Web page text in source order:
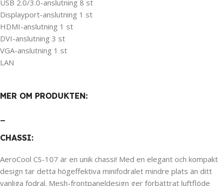
USB 2.0/3.0-anslutning 8 st
Displayport-anslutning 1 st
HDMI-anslutning 1 st
DVI-anslutning 3 st
VGA-anslutning 1 st
LAN
MER OM PRODUKTEN:
CHASSI:
AeroCool CS-107 är en unik chassi! Med en elegant och kompakt
design tar detta högeffektiva minifodralet mindre plats än ditt
vanliga fodral. Mesh-frontpaneldesign ger förbättrat luftflöde